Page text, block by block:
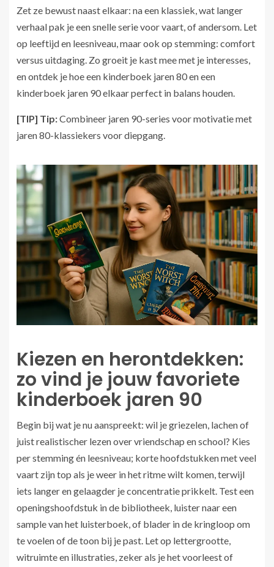
Zet ze bewust naast elkaar: na een klassiek, wat langer
verhaal pak je een snelle serie voor vaart, of andersom. Let
op leeftijd en leesniveau, maar ook op stemming: comfort
versus uitdaging. Zo groeit je kast mee met je interesses,
en ontdek je hoe een kinderboek jaren 80 en een
kinderboek jaren 90 elkaar perfect in balans houden.
[TIP] Tip:Combineer jaren 90-series voor motivatie met
jaren 80-klassiekers voor diepgang.
Kiezen en herontdekken:
zo vind je jouw favoriete
kinderboek jaren 90
Begin bij wat je nu aanspreekt: wil je griezelen, lachen of
juist realistischer lezen over vriendschap en school? Kies
per stemming én leesniveau; korte hoofdstukken met veel
vaart zijn top als je weer in het ritme wilt komen, terwijl
iets langer en gelaagder je concentratie prikkelt. Test een
openingshoofdstuk in de bibliotheek, luister naar een
sample van het luisterboek, of blader in de kringloop om
te voelen of de toon bij je past. Let op lettergrootte,
witruimte en illustraties, zeker als je het voorleest of